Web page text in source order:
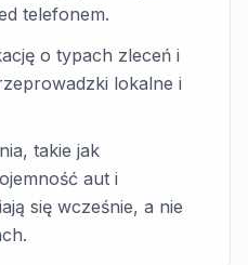
telefonem.
o typach zleceń i
lokalne i
takie jak
aut i
się wcześnie, a nie